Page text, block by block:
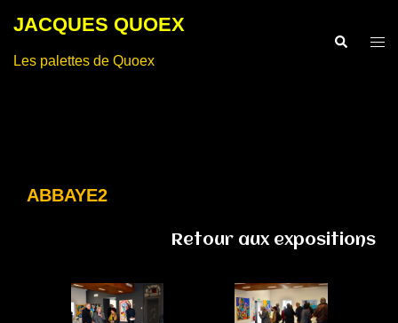
JACQUES QUOEX
Les palettes de Quoex
Rechercher
ABBAYE2
Retour aux expositions